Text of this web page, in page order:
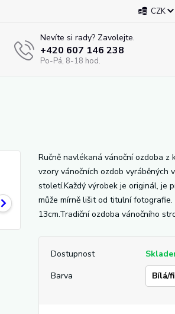
CZK
Nevíte si rady? Zavolejte.
+420 607 146 238
Po-Pá, 8-18 hod.
Ručně navlékaná vánoční ozdoba z
vzory vánočních ozdob vyráběných
století.Každý výrobek je originál, je
může mírně lišit od titulní
13cm.Tradiční ozdoba vánočního
Dostupnost
Barva